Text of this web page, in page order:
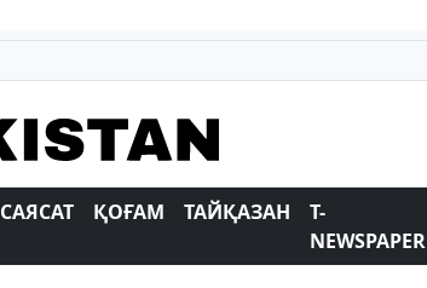
САЯСАТ ҚОҒАМ ТАЙҚАЗАН
T-
NEWSPAPER